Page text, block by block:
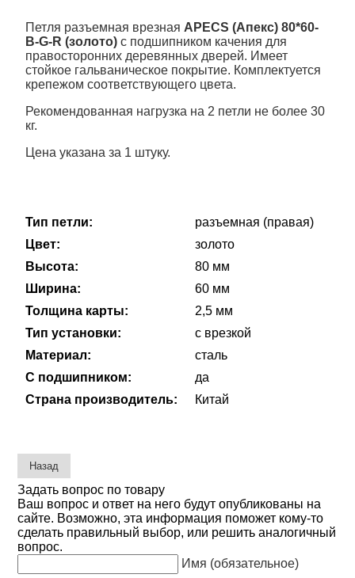
Петля разъемная врезная APECS (Апекс) 80*60-
B-G-R (золото) с подшипником качения для
правосторонних деревянных дверей. Имеет
стойкое гальваническое покрытие. Комплектуется
крепежом соответствующего цвета.
Рекомендованная нагрузка на 2 петли не более 30
кг.
Цена указана за 1 штуку.
Тип петли:
разъемная (правая)
Цвет:
золото
Высота:
80 мм
Ширина:
60 мм
Толщина карты:
2,5 мм
Тип установки:
с врезкой
Материал:
сталь
С подшипником:
да
Страна производитель:
Китай
Задать вопрос по товару
Ваш вопрос и ответ на него будут опубликованы на
сайте. Возможно, эта информация поможет кому-то
сделать правильный выбор, или решить аналогичный
вопрос.
Имя (обязательное)